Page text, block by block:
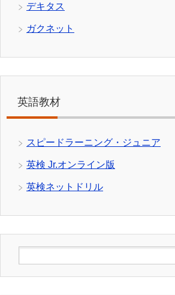
デキタス
ガクネット
英語教材
スピードラーニング・ジュニア
英検 Jr.オンライン版
英検ネットドリル